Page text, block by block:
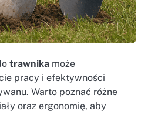
trawnika może
pracy i efektywności
Warto poznać różne
oraz ergonomię, aby